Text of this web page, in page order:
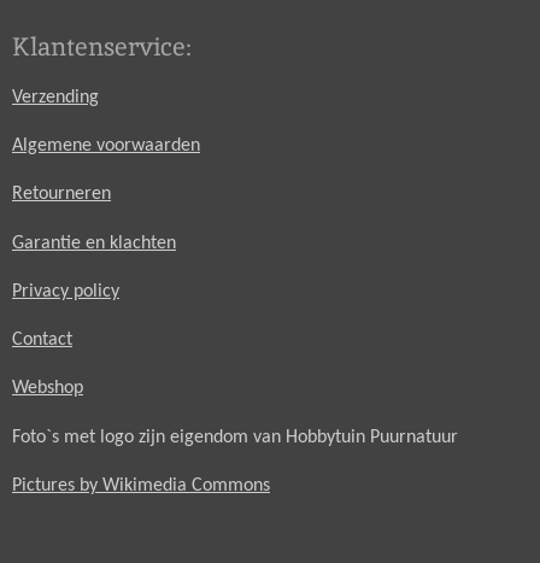
Klantenservice:
Verzending
Algemene voorwaarden
Retourneren
Garantie en klachten
Privacy policy
Contact
Webshop
Foto`s met logo zijn eigendom van Hobbytuin Puurnatuur
Pictures by Wikimedia Commons